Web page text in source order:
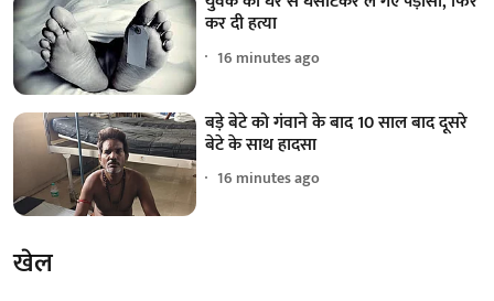
कर दी हत्या
16 minutes ago
बड़े बेटे को गंवाने के बाद 10 साल बाद दूसरे
बेटे के साथ हादसा
16 minutes ago
खेल